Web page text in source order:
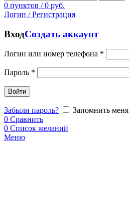
0 пунктов / 0 руб.
Логин / Регистрация
ВходСоздать аккаунт
Логин или номер телефона *
Пароль *
Войти
Забыли пароль?
Запомнить меня
0 Сравнить
0 Список желаний
Меню